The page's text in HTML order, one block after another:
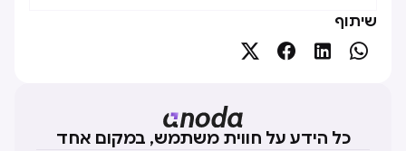
שיתוף




כל הידע על חווית משתמש, במקום אחד